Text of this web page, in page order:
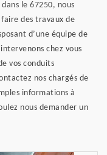
le 67250, nous
des travaux de
d’une équipe de
chez vous
vos conduits
nos chargés de
informations à
nous demander un